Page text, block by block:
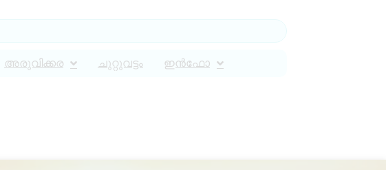
അരുവിക്കര ചുറ്റുവട്ടം ഇൻഫോ